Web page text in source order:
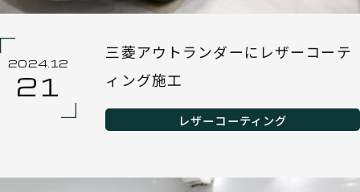
2024.12
21
三菱アウトランダーにレザーコーテ
ィング施工
レザーコーティング